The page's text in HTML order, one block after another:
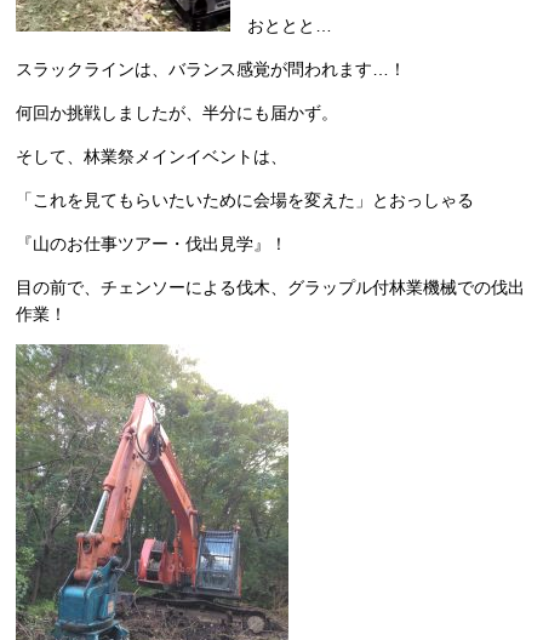
おととと…
スラックラインは、バランス感覚が問われます…！
何回か挑戦しましたが、半分にも届かず。
そして、林業祭メインイベントは、
「これを見てもらいたいために会場を変えた」とおっしゃる
『山のお仕事ツアー・伐出見学』！
目の前で、チェンソーによる伐木、グラップル付林業機械での伐出
作業！